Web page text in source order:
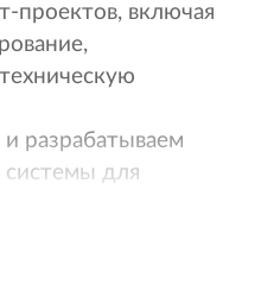
проектов, включая
разрабатываем
для
UI-